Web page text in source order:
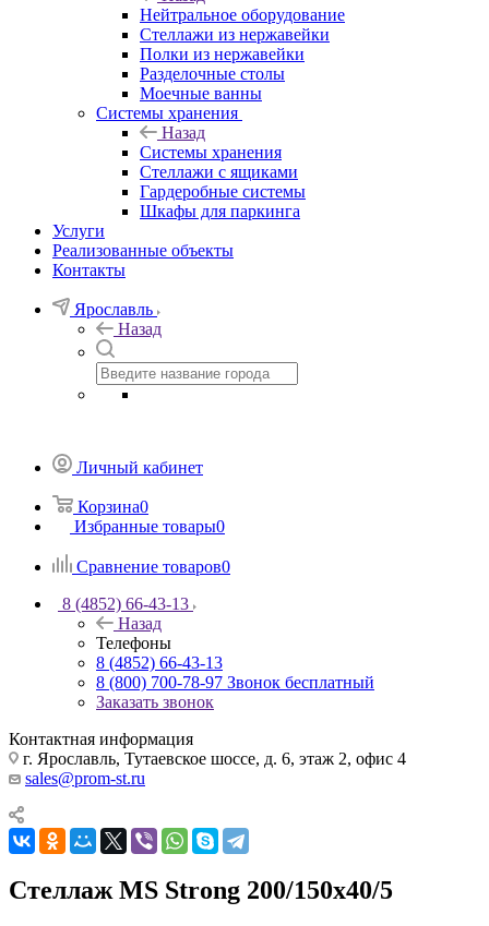
Нейтральное оборудование
Стеллажи из нержавейки
Полки из нержавейки
Разделочные столы
Моечные ванны
Системы хранения
Назад
Системы хранения
Стеллажи с ящиками
Гардеробные системы
Шкафы для паркинга
Услуги
Реализованные объекты
Контакты
Ярославль
Назад
Личный кабинет
Корзина0
Избранные товары0
Сравнение товаров0
8 (4852) 66-43-13
Назад
Телефоны
8 (4852) 66-43-13
8 (800) 700-78-97 Звонок бесплатный
Заказать звонок
Контактная информация
г. Ярославль, Тутаевское шоссе, д. 6, этаж 2, офис 4
sales@prom-st.ru
Стеллаж MS Strong 200/150х40/5